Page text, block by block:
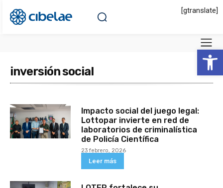
Abrir
[gtranslate]
inversión social
Impacto social del juego legal:
Lottopar invierte en red de
laboratorios de criminalística
de Policía Científica
23 febrero, 2026
Leer más